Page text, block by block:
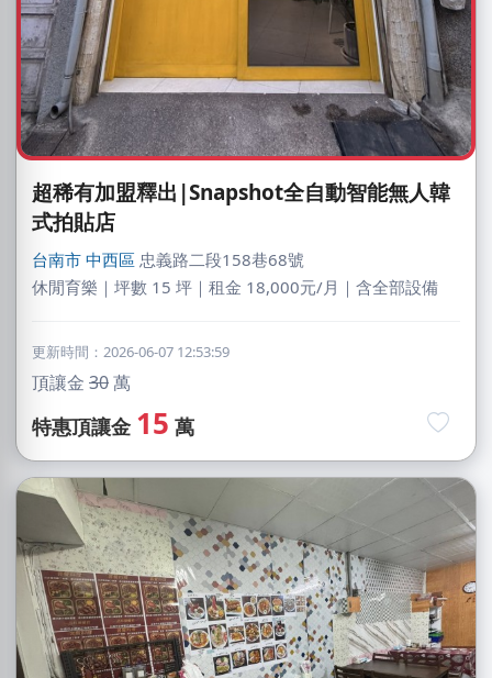
超稀有加盟釋出|Snapshot全自動智能無人韓
式拍貼店
台南市 中西區 忠義路二段158巷68號
休閒育樂｜坪數 15 坪｜租金 18,000元/月｜含全部設備
更新時間：2026-06-07 12:53:59
頂讓金 30萬
特惠頂讓金 15 萬